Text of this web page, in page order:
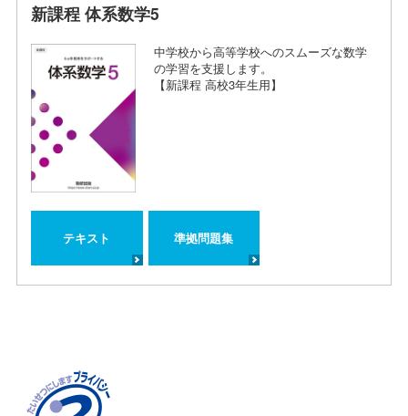
新課程 体系数学5
中学校から高等学校へのスムーズな数学
の学習を支援します。
【新課程 高校3年生用】
テキスト 準拠問題集